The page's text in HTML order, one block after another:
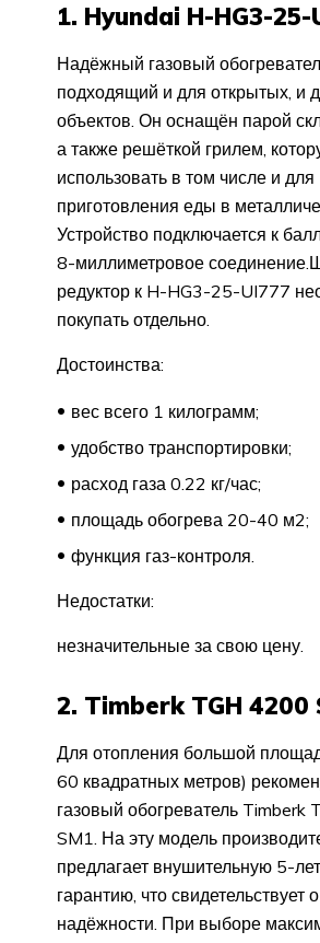
1. Hyundai H-HG3-25-
Надёжный газовый
подходящий и для открытых, и
объектов. Он оснащён парой
а также решёткой грилем,
использовать в том числе и для
приготовления еды в
Устройство подключается к
8-миллиметровое
редуктор к H-HG3-25-UI777
покупать отдельно.
Достоинства:
вес всего 1 килограмм;
удобство транспортировки;
расход газа 0.22 кг/час;
площадь обогрева 20-40 м2;
функция газ-контроля.
Недостатки:
незначительные за свою цену.
2. Timberk TGH 4200
Для отопления большой
60 квадратных метров)
газовый обогреватель Timberk
SM1. На эту модель
предлагает внушительную 5-
гарантию, что свидетельствует
надёжности. При выборе